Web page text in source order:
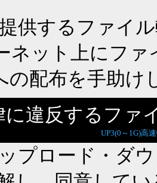
提供するファイ
ネット上にフ
の配布を手助け
に違反するファ
UP3(0～1G)高
プロード・ダ